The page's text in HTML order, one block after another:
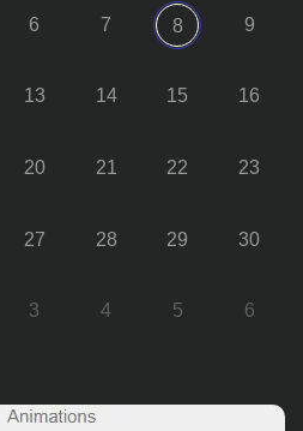
6 7 8 9
13 14 15 16
20 21 22 23
27 28 29 30
3 4 5 6